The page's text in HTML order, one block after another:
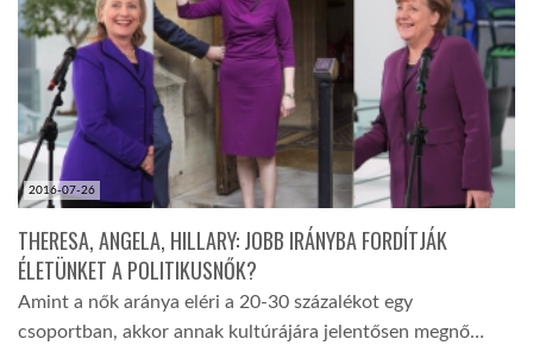
2016-07-26
THERESA, ANGELA, HILLARY: JOBB IRÁNYBA FORDÍTJÁK
ÉLETÜNKET A POLITIKUSNŐK?
Amint a nők aránya eléri a 20-30 százalékot egy
csoportban, akkor annak kultúrájára jelentősen megnő…